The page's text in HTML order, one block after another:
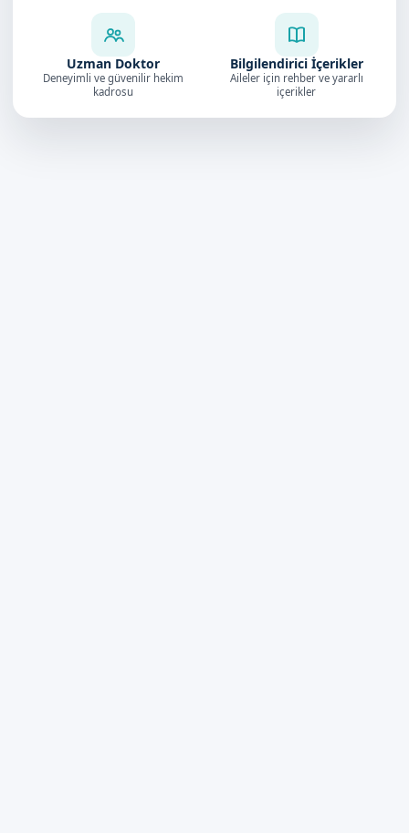
Uzman Doktor
Deneyimli ve güvenilir hekim
kadrosu
Bilgilendirici İçerikler
Aileler için rehber ve yararlı
içerikler